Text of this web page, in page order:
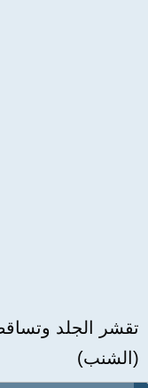
تقشر الجلد
(الشنب)